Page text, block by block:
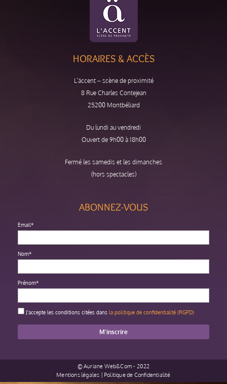
HORAIRES & ACCÈS
L’äccent – scène de proximité
8 Rue Charles Contejean
25200 Montbéliard
Du lundi au vendredi
Ouvert de 9h00 à 18h00
Fermé les samedis et les dimanches
(hors spectacles)
ABONNEZ-VOUS
Email*
Nom*
Prénom*
J'accepte les conditions citées dans la politique de confidentialité (RGPD)
©Auriane Web&Com - 2022
Mentions légales
Politique de Confidentialité